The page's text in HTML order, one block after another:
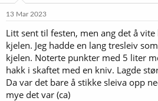
e
:
13 Mar 2023
Litt sent til festen, men ang det å
kjelen. Jeg hadde en lang tresleiv
kjelen. Noterte punkter med 5 liter
hakk i skaftet med en kniv. Lagde
Da var det bare å stikke sleiva opp
mye det var (ca)